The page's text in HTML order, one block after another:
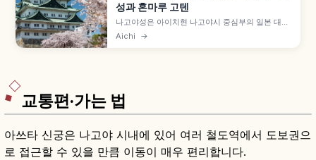
성과 혼마루 고텐
나고야성은 아이치현 나고야시 중심부의 일본 대표
성곽으로, 1610년(게이초 15년) 도쿠가와 이에야스
Aichi →
교통편·가는 법
아쓰타 신궁은 나고야 시내에 있어 여러 철도역에서 도보권으
로 접근할 수 있을 만큼 이동이 매우 편리합니다.